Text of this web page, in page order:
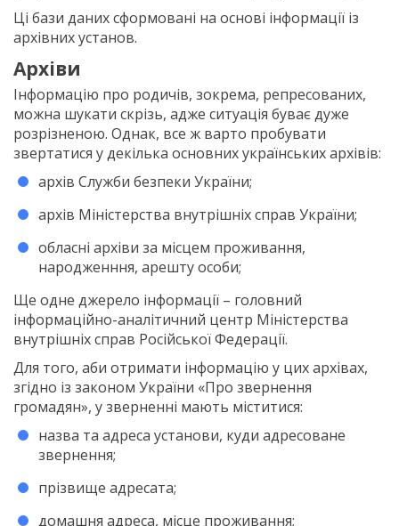
Ці бази даних сформовані на основі інформації із
архівних установ.
Архіви
Інформацію про родичів, зокрема, репресованих,
можна шукати скрізь, адже ситуація буває дуже
розрізненою. Однак, все ж варто пробувати
звертатися у декілька основних українських архівів:
архів Служби безпеки України;
архів Міністерства внутрішніх справ України;
обласні архіви за місцем проживання,
народженння, арешту особи;
Ще одне джерело інформації – головний
інформаційно-аналітичний центр Міністерства
внутрішніх справ Російської Федерації.
Для того, аби отримати інформацію у цих архівах,
згідно із законом України «Про звернення
громадян», у зверненні мають міститися:
назва та адреса установи, куди адресоване
звернення;
прізвище адресата;
домашня адреса, місце проживання;